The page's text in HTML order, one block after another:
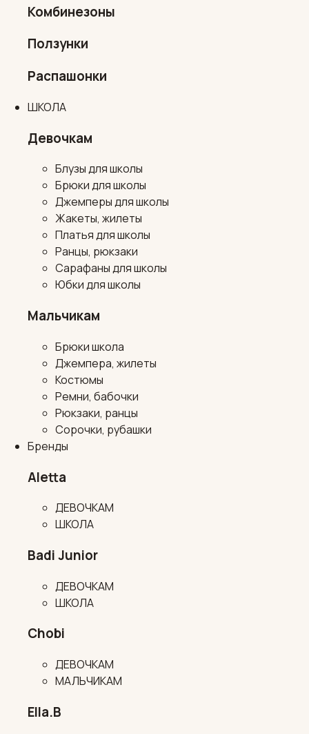
Комбинезоны
Ползунки
Распашонки
ШКОЛА
Девочкам
Блузы для школы
Брюки для школы
Джемперы для школы
Жакеты, жилеты
Платья для школы
Ранцы, рюкзаки
Сарафаны для школы
Юбки для школы
Мальчикам
Брюки школа
Джемпера, жилеты
Костюмы
Ремни, бабочки
Рюкзаки, ранцы
Сорочки, рубашки
Бренды
Aletta
ДЕВОЧКАМ
ШКОЛА
Badi Junior
ДЕВОЧКАМ
ШКОЛА
Chobi
ДЕВОЧКАМ
МАЛЬЧИКАМ
Ella.B